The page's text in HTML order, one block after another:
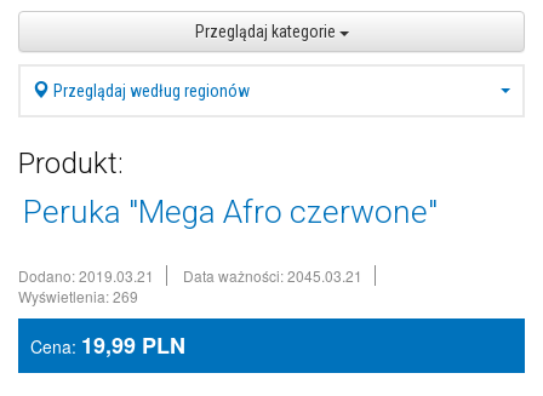
Przeglądaj kategorie
Przeglądaj według regionów
Produkt:
Peruka "Mega Afro czerwone"
Dodano: 2019.03.21
Data ważności: 2045.03.21
Wyświetlenia: 269
Cena: 19,99 PLN